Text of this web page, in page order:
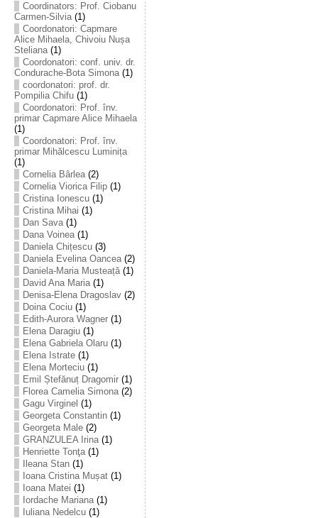
Coordinators: Prof. Ciobanu
Carmen-Silvia(1)
Coordonatori: Capmare
Alice Mihaela, Chivoiu Nușa
Steliana(1)
Coordonatori: conf. univ. dr.
Condurache-Bota Simona(1)
coordonatori: prof. dr.
Pompilia Chifu(1)
Coordonatori: Prof. înv.
primar Capmare Alice Mihaela
(1)
Coordonatori: Prof. înv.
primar Mihălcescu Luminița
(1)
Cornelia Bârlea(2)
Cornelia Viorica Filip(1)
Cristina Ionescu(1)
Cristina Mihai (1)
Dan Sava(1)
Dana Voinea(1)
Daniela Chițescu(3)
Daniela Evelina Oancea(2)
Daniela-Maria Musteață(1)
David Ana Maria(1)
Denisa-Elena Dragoslav(2)
Doina Cociu(1)
Edith-Aurora Wagner(1)
Elena Daragiu(1)
Elena Gabriela Olaru(1)
Elena Istrate(1)
Elena Morteciu(1)
Emil Ștefănuț Dragomir(1)
Florea Camelia Simona(2)
Gagu Virginel (1)
Georgeta Constantin(1)
Georgeta Male(2)
GRANZULEA Irina(1)
Henriette Tonţa(1)
Ileana Stan(1)
Ioana Cristina Mușat(1)
Ioana Matei (1)
Iordache Mariana(1)
Iuliana Nedelcu(1)